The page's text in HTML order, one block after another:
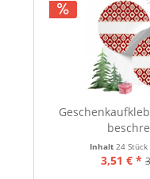
Inhalt24
3,51 € *